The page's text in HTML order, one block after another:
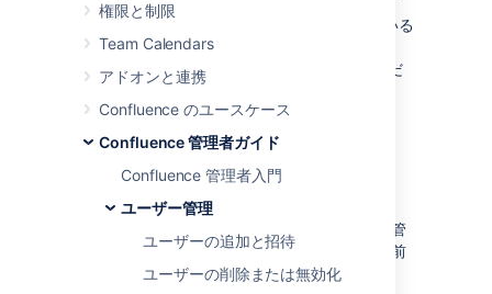
権限と制限
Team Calendars
アドオンと連携
Confluence のユースケース
Confluence 管理者ガイド
Confluence 管理者入門
ユーザー管理
ユーザーの追加と招待
ユーザーの削除または無効化
ユーザー名の変更手順はユーザーを管理している
場所によって異なります。詳細は、「
ユーザー ディレクトリの設定
」を参照してくだ
さい。
Confluence で管理されてい
るユーザー
Confluence の内部ディレクトリでユーザーを管
理している場合、Confluence でユーザーの名前
を変更できます。ユーザー名の変更には、